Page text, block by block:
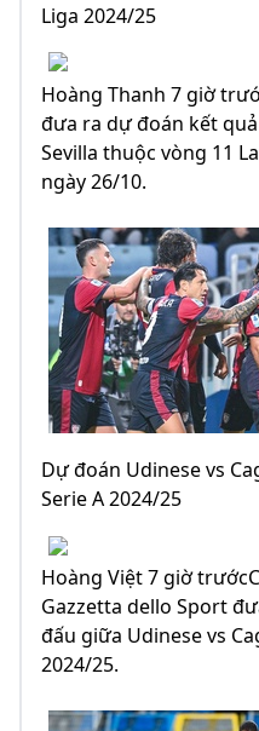
Liga 2024/25
Hoàng Thanh 7 giờ
đưa ra dự đoán kết
Sevilla thuộc vòng 11
ngày 26/10.
Dự đoán Udinese vs
Serie A 2024/25
Hoàng Việt 7 giờ
Gazzetta dello Sport
đấu giữa Udinese vs
2024/25.